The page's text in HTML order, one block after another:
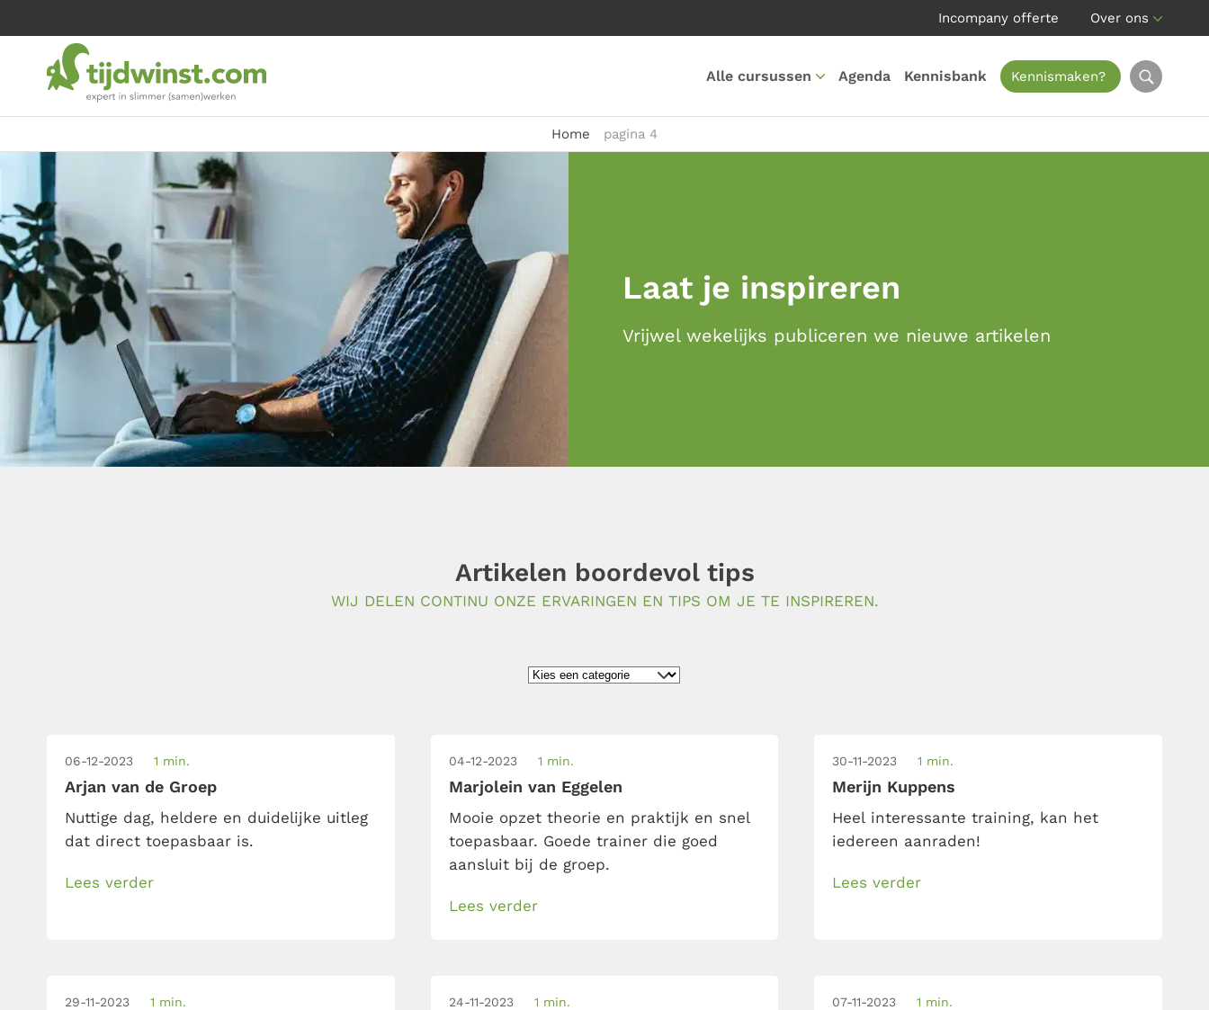
Incompany offerte Over ons
Alle cursussen Agenda Kennisbank Kennismaken?
Home pagina 4
Laat je inspireren
Vrijwel wekelijks publiceren we nieuwe artikelen
Artikelen boordevol tips
WIJ DELEN CONTINU ONZE ERVARINGEN EN TIPS OM JE TE INSPIREREN.
06-12-2023 1 min.
Arjan van de Groep
Nuttige dag, heldere en duidelijke uitleg
dat direct toepasbaar is.
Lees verder
04-12-2023 1 min.
Marjolein van Eggelen
Mooie opzet theorie en praktijk en snel
toepasbaar. Goede trainer die goed
aansluit bij de groep.
Lees verder
30-11-2023 1 min.
Merijn Kuppens
Heel interessante training, kan het
iedereen aanraden!
Lees verder
29-11-2023 1 min. 24-11-2023 1 min. 07-11-2023 1 min.